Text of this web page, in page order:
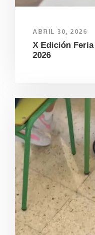
ABRIL 30, 2026
X Edición
2026